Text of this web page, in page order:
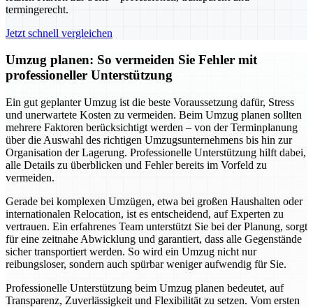
termingerecht.
Jetzt schnell vergleichen
Umzug planen: So vermeiden Sie Fehler mit
professioneller Unterstützung
Ein gut geplanter Umzug ist die beste Voraussetzung dafür, Stress
und unerwartete Kosten zu vermeiden. Beim Umzug planen sollten
mehrere Faktoren berücksichtigt werden – von der Terminplanung
über die Auswahl des richtigen Umzugsunternehmens bis hin zur
Organisation der Lagerung. Professionelle Unterstützung hilft dabei,
alle Details zu überblicken und Fehler bereits im Vorfeld zu
vermeiden.
Gerade bei komplexen Umzügen, etwa bei großen Haushalten oder
internationalen Relocation, ist es entscheidend, auf Experten zu
vertrauen. Ein erfahrenes Team unterstützt Sie bei der Planung, sorgt
für eine zeitnahe Abwicklung und garantiert, dass alle Gegenstände
sicher transportiert werden. So wird ein Umzug nicht nur
reibungsloser, sondern auch spürbar weniger aufwendig für Sie.
Professionelle Unterstützung beim Umzug planen bedeutet, auf
Transparenz, Zuverlässigkeit und Flexibilität zu setzen. Vom ersten